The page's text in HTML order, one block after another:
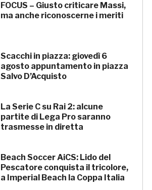
FOCUS – Giusto criticare Massi,
ma anche riconoscerne i meriti
Scacchi in piazza: giovedì 6
agosto appuntamento in piazza
Salvo D’Acquisto
La Serie C su Rai 2: alcune
partite di Lega Pro saranno
trasmesse in diretta
Beach Soccer AiCS: Lido del
Pescatore conquista il tricolore,
a Imperial Beach la Coppa Italia